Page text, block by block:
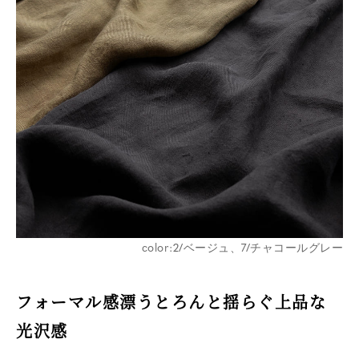
color:2/ベージュ、7/チャコールグレー
フォーマル感漂うとろんと揺らぐ上品な
光沢感